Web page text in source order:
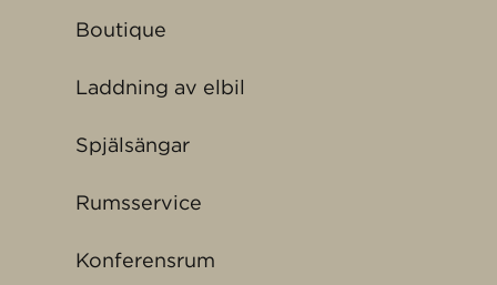
Boutique
Laddning av elbil
Spjälsängar
Rumsservice
Konferensrum